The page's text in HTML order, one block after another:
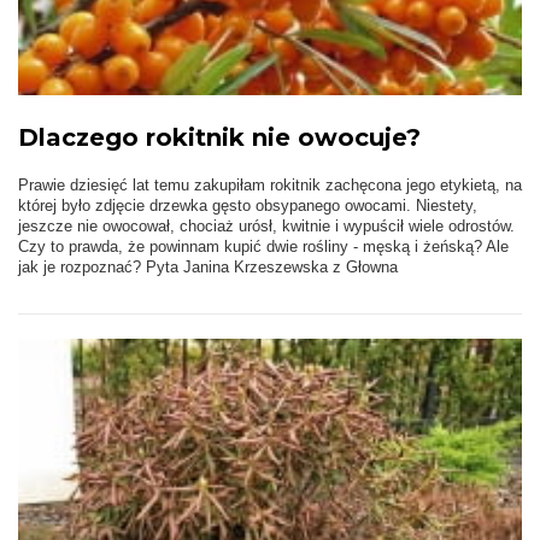
Dlaczego rokitnik nie owocuje?
Prawie dziesięć lat temu zakupiłam rokitnik zachęcona jego etykietą, na
której było zdjęcie drzewka gęsto obsypanego owocami. Niestety,
jeszcze nie owocował, chociaż urósł, kwitnie i wypuścił wiele odrostów.
Czy to prawda, że powinnam kupić dwie rośliny - męską i żeńską? Ale
jak je rozpoznać? Pyta Janina Krzeszewska z Głowna